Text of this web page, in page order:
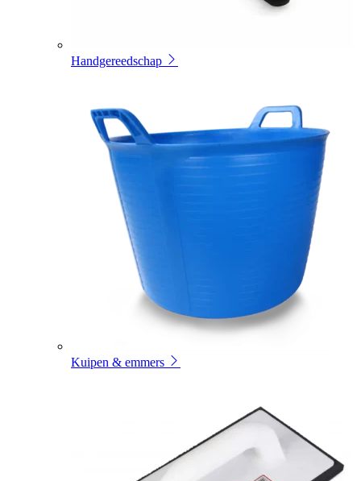
Handgereedschap
Kuipen & emmers